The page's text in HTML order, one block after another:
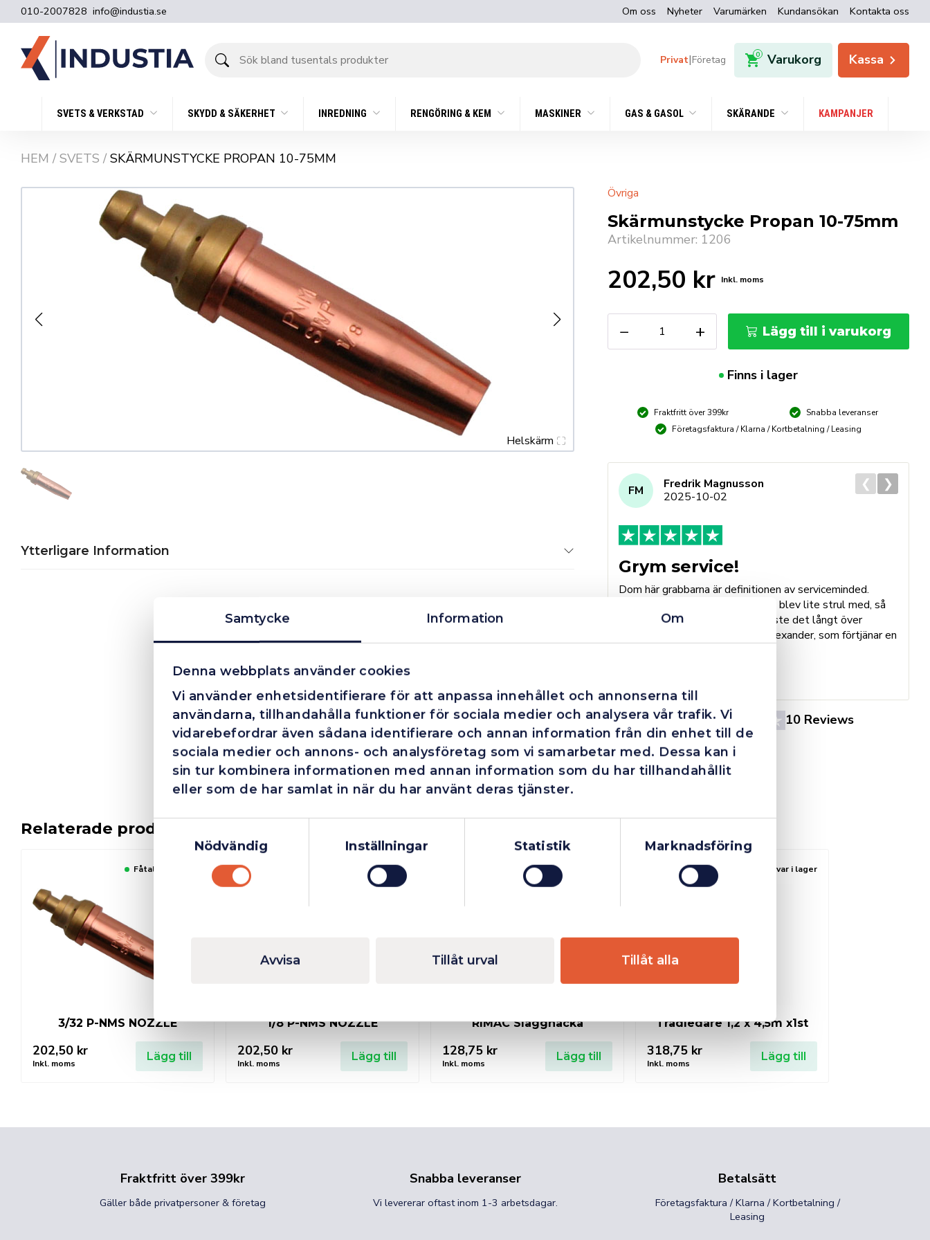
Samtycke Information Om
Denna webbplats använder cookies
Vi använder enhetsidentifierare för att anpassa innehållet och annonserna till
användarna, tillhandahålla funktioner för sociala medier och analysera vår trafik. Vi
vidarebefordrar även sådana identifierare och annan information från din enhet till de
sociala medier och annons- och analysföretag som vi samarbetar med. Dessa kan i
sin tur kombinera informationen med annan information som du har tillhandahållit
eller som de har samlat in när du har använt deras tjänster.
Samtyckesval
Nödvändig
Inställningar Statistik Marknadsföring
Avvisa Tillåt urval Tillåt alla
010-2007828 info@industia.se Om oss Nyheter Varumärken Kundansökan Kontakta oss
bland
Privat|Företag 0 Varukorg Kassa
SVETS & VERKSTAD SKYDD & SÄKERHET INREDNING RENGÖRING & KEM MASKINER GAS & GASOL SKÄRANDE KAMPANJER
HEM / SVETS / SKÄRMUNSTYCKE PROPAN 10-75MM
Helskärm
Övriga
Skärmunstycke Propan 10-75mm
Artikelnummer: 1206
202,50 kr Inkl. moms
−
Propan
10-
+ Lägg till i varukorg
Finns i lager
Fraktfritt över 399kr
Snabba leveranser
Företagsfaktura / Klarna / Kortbetalning / Leasing
4.4 10 Reviews
FM
Fredrik Magnusson
2025-10-02
Grym service!
Dom här grabbarna är definitionen av serviceminded.
Trots en billigare order, som det blev lite strul med, så
agerade dom blixtsnabbt och löste det långt över
förväntan. Hade kontakt med Alexander, som förtjänar en
❮ ❯
Ytterligare Information
Relaterade produkter
Fåtal kvar i lager
3/32 P-NMS NOZZLE
202,50 kr
Inkl. moms
Lägg till
Fåtal kvar i lager
1/8 P-NMS NOZZLE
202,50 kr
Inkl. moms
Lägg till
RIMAC Slagghacka
128,75 kr
Inkl. moms
Lägg till
Fåtal kvar i lager
Trådledare 1,2 x 4,5m x1st
318,75 kr
Inkl. moms
Lägg till
Fraktfritt över 399kr
Gäller både privatpersoner & företag
Snabba leveranser
Vi levererar oftast inom 1-3 arbetsdagar.
Betalsätt
Företagsfaktura / Klarna / Kortbetalning /
Leasing